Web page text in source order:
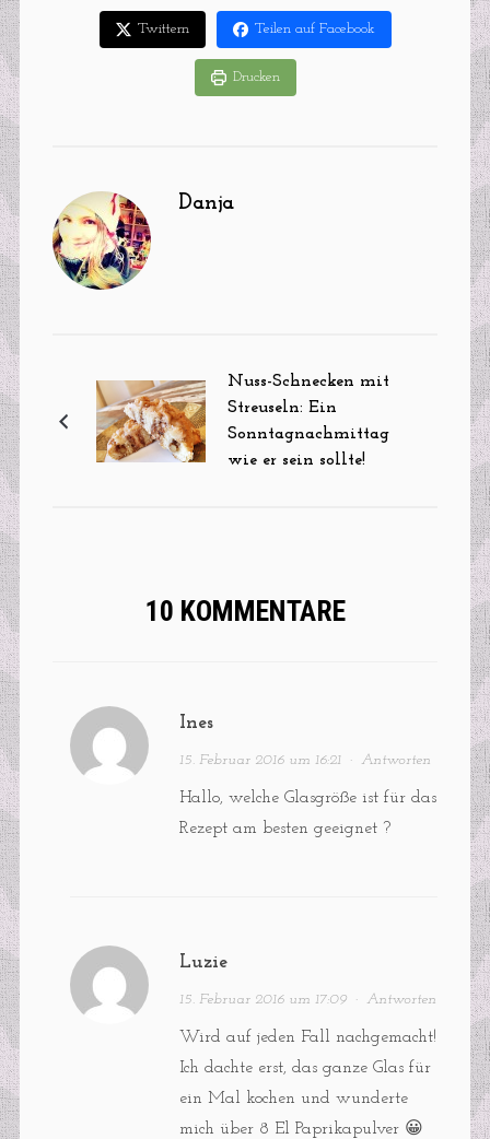
Twittern Teilen auf Facebook
Drucken
Danja
Nuss-Schnecken mit
Streuseln: Ein
Sonntagnachmittag
wie er sein sollte!
10 KOMMENTARE
Ines
15. Februar 2016 um 16:21· Antworten
Hallo, welche Glasgröße ist für das
Rezept am besten geeignet ?
Luzie
15. Februar 2016 um 17:09· Antworten
Wird auf jeden Fall nachgemacht!
Ich dachte erst, das ganze Glas für
ein Mal kochen und wunderte
mich über 8 El Paprikapulver 😀